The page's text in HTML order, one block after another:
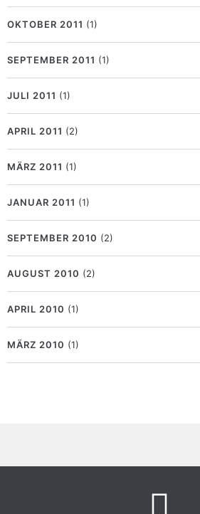
OKTOBER 2011 (1)
SEPTEMBER 2011 (1)
JULI 2011 (1)
APRIL 2011 (2)
MÄRZ 2011 (1)
JANUAR 2011 (1)
SEPTEMBER 2010 (2)
AUGUST 2010 (2)
APRIL 2010 (1)
MÄRZ 2010 (1)